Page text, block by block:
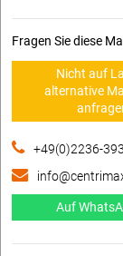
Fragen Sie diese
Nicht auf
alternative
+49(0)2236-
Auf